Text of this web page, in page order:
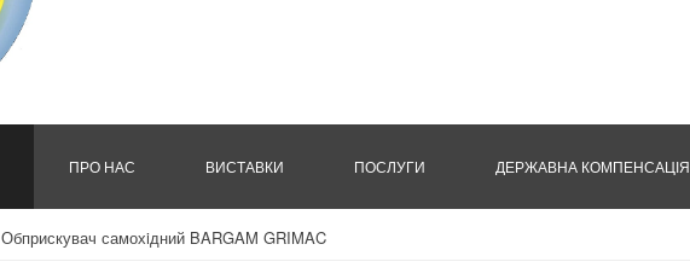
ПРО НАС ВИСТАВКИ ПОСЛУГИ ДЕРЖАВНА КОМПЕНСАЦІЯ
Обприскувач самохiдний BARGAM GRIMAC